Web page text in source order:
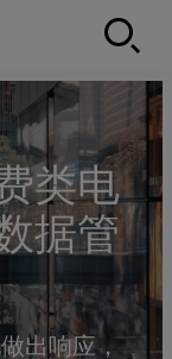
类电
据管
出响应，